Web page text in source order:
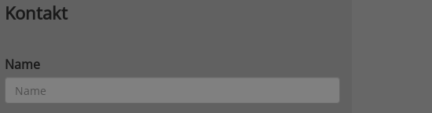
Kontakt
Name